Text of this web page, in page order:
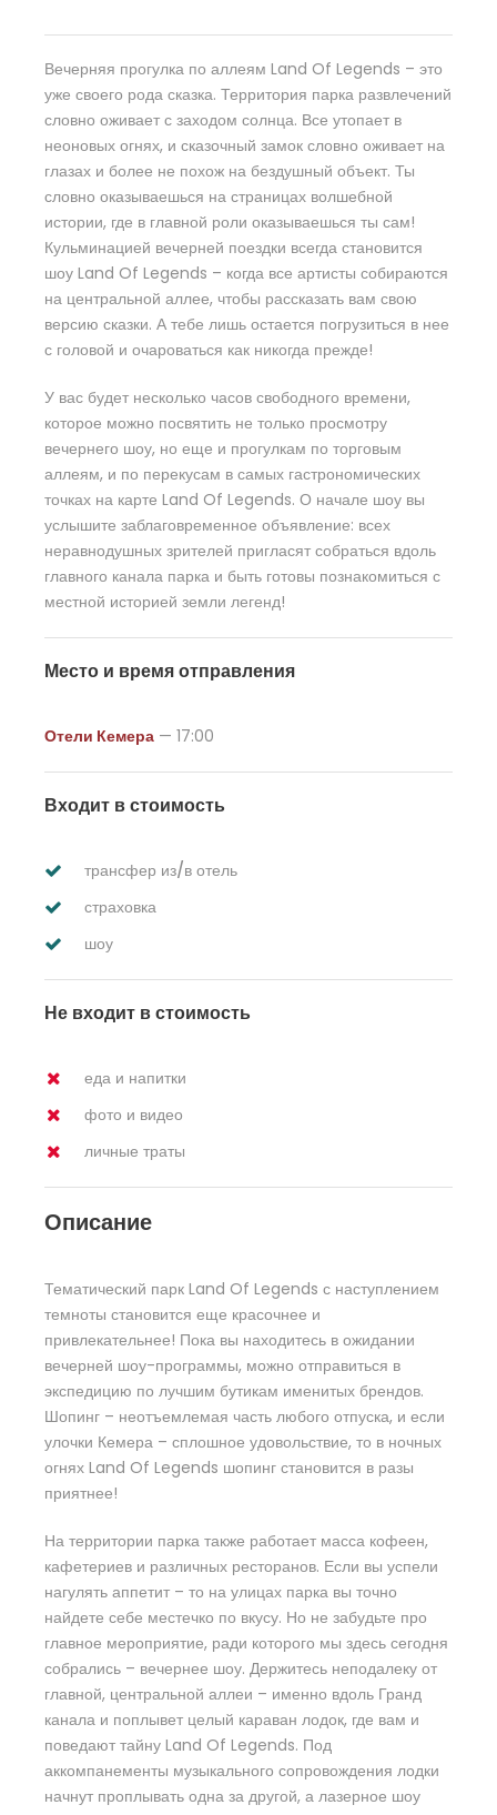
Вечерняя прогулка по аллеям Land Of Legends – это
уже своего рода сказка. Территория парка развлечений
словно оживает с заходом солнца. Все утопает в
неоновых огнях, и сказочный замок словно оживает на
глазах и более не похож на бездушный объект. Ты
словно оказываешься на страницах волшебной
истории, где в главной роли оказываешься ты сам!
Кульминацией вечерней поездки всегда становится
шоу Land Of Legends – когда все артисты собираются
на центральной аллее, чтобы рассказать вам свою
версию сказки. А тебе лишь остается погрузиться в нее
с головой и очароваться как никогда прежде!
У вас будет несколько часов свободного времени,
которое можно посвятить не только просмотру
вечернего шоу, но еще и прогулкам по торговым
аллеям, и по перекусам в самых гастрономических
точках на карте Land Of Legends. О начале шоу вы
услышите заблаговременное объявление: всех
неравнодушных зрителей пригласят собраться вдоль
главного канала парка и быть готовы познакомиться с
местной историей земли легенд!
Место и время отправления
Отели Кемера — 17:00
Входит в стоимость
трансфер из/в отель
страховка
шоу
Не входит в стоимость
еда и напитки
фото и видео
личные траты
Описание
Тематический парк Land Of Legends с наступлением
темноты становится еще красочнее и
привлекательнее! Пока вы находитесь в ожидании
вечерней шоу-программы, можно отправиться в
экспедицию по лучшим бутикам именитых брендов.
Шопинг – неотъемлемая часть любого отпуска, и если
улочки Кемера – сплошное удовольствие, то в ночных
огнях Land Of Legends шопинг становится в разы
приятнее!
На территории парка также работает масса кофеен,
кафетериев и различных ресторанов. Если вы успели
нагулять аппетит – то на улицах парка вы точно
найдете себе местечко по вкусу. Но не забудьте про
главное мероприятие, ради которого мы здесь сегодня
собрались – вечернее шоу. Держитесь неподалеку от
главной, центральной аллеи – именно вдоль Гранд
канала и поплывет целый караван лодок, где вам и
поведают тайну Land Of Legends. Под
аккомпанементы музыкального сопровождения лодки
начнут проплывать одна за другой, а лазерное шоу